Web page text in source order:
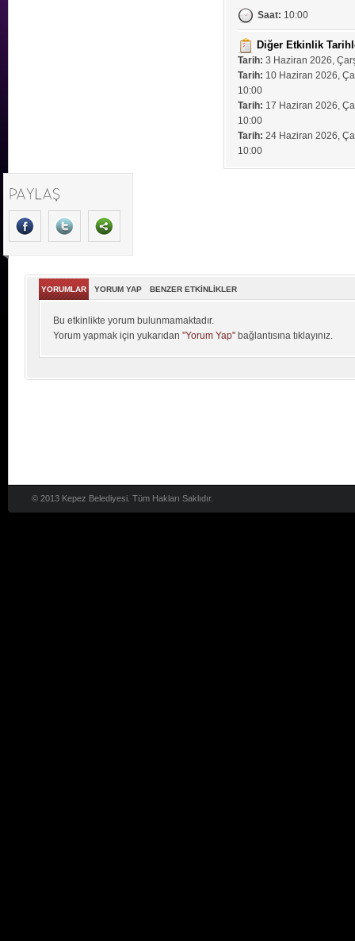
Saat: 10:00
Diğer Etkinlik
Tarih: 3 Haziran 2026,
Tarih: 10 Haziran 2026,
10:00
Tarih: 17 Haziran 2026,
10:00
Tarih: 24 Haziran 2026,
10:00
YORUMLAR YORUM YAP BENZER ETKİNLİKLER
Bu etkinlikte yorum bulunmamaktadır.
Yorum yapmak için yukarıdan "Yorum Yap" bağlantısına tıklayınız.
© 2013 Kepez Belediyesi. Tüm Hakları Saklıdır.